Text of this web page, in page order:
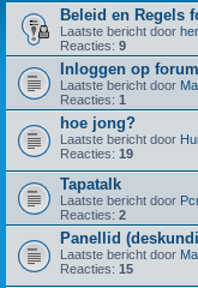
Beleid en Regels
Laatste bericht door
Reacties: 9
Inloggen op forum
Laatste bericht door
Reacties: 1
hoe jong?
Laatste bericht door
Reacties: 19
Tapatalk
Laatste bericht door
Reacties: 2
Panellid
Laatste bericht door
Reacties: 15